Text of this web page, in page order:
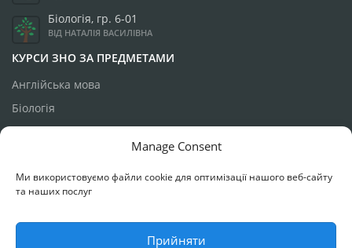
Manage Consent
Ми використовуємо файли cookie для оптимізації нашого веб-сайту
та наших послуг
Прийняти
Біологія, гр. 6-01
ВІД НАТАЛІЯ ВАСИЛІВНА
КУРСИ ЗНО ЗА ПРЕДМЕТАМИ
Англійська мова
Біологія
Географія
Математика
Українська мова
Фізика